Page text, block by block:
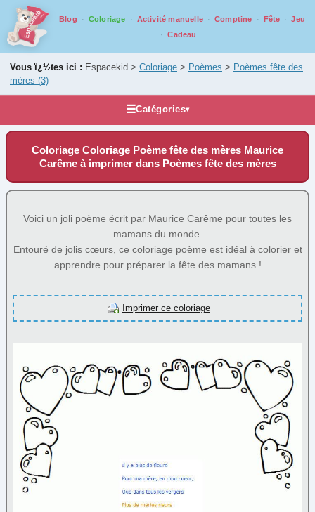
Blog Coloriage Activité manuelle Comptine Fête
Jeu
Cadeau
Vous ï¿½tes ici : Espacekid > Coloriage > Poèmes > Poèmes fête des
mères (3)
☰Catégories▾
Les coloriages
Alphabet
Fantastique
Fête
Halloween
Papier à lettre
Paques
Personnage
Poèmes
Poèmes fête des mères
Reine et princesse
Coloriage Coloriage Poème fête des mères Maurice
Carême à imprimer dans Poèmes fête des mères
Voici un joli poème écrit par Maurice Carême pour toutes les
mamans du monde.
Entouré de jolis cœurs, ce coloriage poème est idéal à colorier et
apprendre pour préparer la fête des mamans !
Imprimer ce coloriage